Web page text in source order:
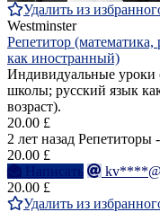
Удалить из
Westminster
Репетитор (математика,
как иностранный)
Индивидуальные уроки
школы; русский язык
возраст).
20.00 £
2 лет назад Репетиторы
20.00 £
Написать
20.00 £
Удалить из